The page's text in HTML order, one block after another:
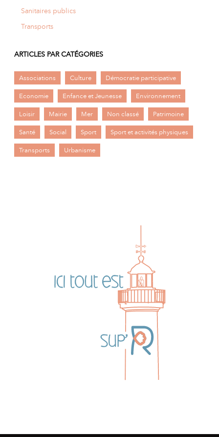
Sanitaires publics
Transports
ARTICLES PAR CATÉGORIES
Associations Culture Démocratie participative
Economie Enfance et Jeunesse Environnement
Loisir Mairie Mer Non classé Patrimoine
Santé Social Sport Sport et activités physiques
Transports Urbanisme